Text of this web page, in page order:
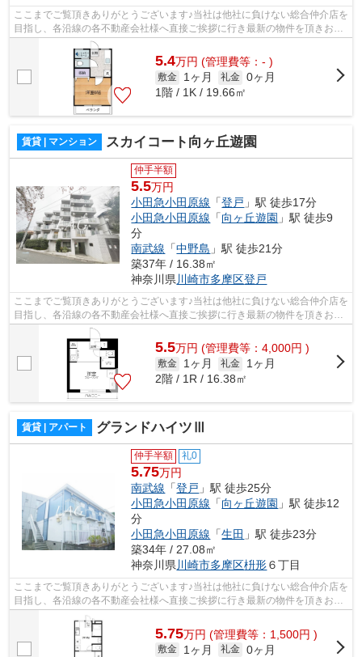
ここまでご覧頂きありがとうございます♪当社は他社に負けない総合仲介店を
目指し、各沿線の各不動産会社様へ直接ご挨拶に行き最新の物件を頂きお客
様へ提供しております！最新の情報は...
5.4万円 (管理費等：- )
敷金 1ヶ月 礼金 0ヶ月
1階 / 1K / 19.66㎡
賃貸 | マンション スカイコート向ヶ丘遊園
仲手半額
5.5万円
小田急小田原線 「登戸 」駅 徒歩17分
小田急小田原線 「向ヶ丘遊園 」駅 徒歩9
分
南武線 「中野島 」駅 徒歩21分
築37年 / 16.38㎡
神奈川県 川崎市多摩区登戸
ここまでご覧頂きありがとうございます♪当社は他社に負けない総合仲介店を
目指し、各沿線の各不動産会社様へ直接ご挨拶に行き最新の物件を頂きお客
様へ提供しております！最新の情報は...
5.5万円 (管理費等：4,000円 )
敷金 1ヶ月 礼金
1ヶ月
2階 / 1R / 16.38㎡
賃貸 | アパート グランドハイツⅢ
仲手半額 礼0
5.75万円
南武線 「登戸 」駅 徒歩25分
小田急小田原線 「向ヶ丘遊園 」駅 徒歩12
分
小田急小田原線 「生田 」駅 徒歩23分
築34年 / 27.08㎡
神奈川県川崎市多摩区枡形６丁目
ここまでご覧頂きありがとうございます♪当社は他社に負けない総合仲介店を
目指し、各沿線の各不動産会社様へ直接ご挨拶に行き最新の物件を頂きお客
様へ提供しております！最新の情報は...
5.75万円 (管理費等：1,500円 )
敷金 1ヶ月 礼金 0ヶ月